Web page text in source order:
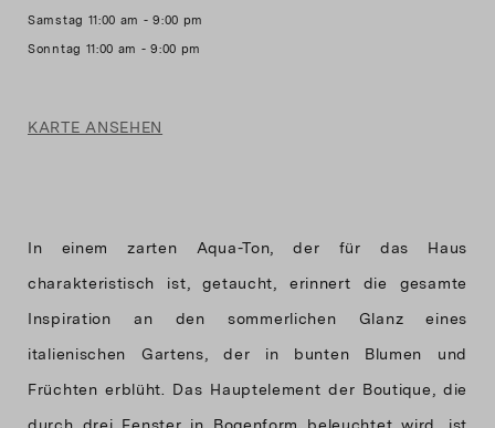
Samstag 11:00 am - 9:00 pm
KARTE ANSEHEN
In einem zarten Aqua-Ton, der für das Haus
charakteristisch ist, getaucht, erinnert die gesamte
Inspiration an den sommerlichen Glanz eines
italienischen Gartens, der in bunten Blumen und
Früchten erblüht. Das Hauptelement der Boutique, die
durch drei Fenster in Bogenform beleuchtet wird, ist